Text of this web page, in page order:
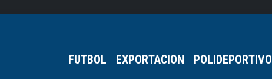
FUTBOL EXPORTACION POLIDEPORTIVO